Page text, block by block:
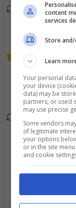
Sostituzione
Lucas Tousart
L'arbitro è
sentire Eric
Ebimbe esce
content
services
Store
Learn
Your personal
your device
data) may be
partners, or used
may use precise
Some vendors
of legitimate
your options
or in the site
and cookie